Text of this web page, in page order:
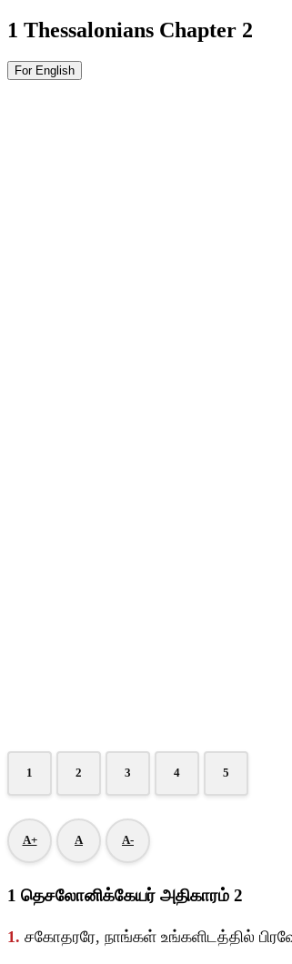
1 Thessalonians Chapter 2
For English
1 2 3 4 5
A+ A A-
1 தெசலோனிக்கேயர் அதிகாரம் 2
1. சகோதரரே, நாங்கள் உங்களிடத்தில்